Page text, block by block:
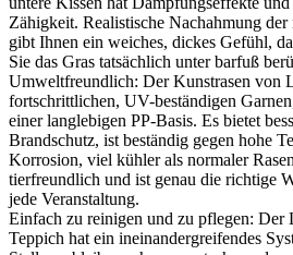
Zähigkeit. Realistische Nachahmung
gibt Ihnen ein weiches, dickes Gefühl,
Sie das Gras tatsächlich unter barfuß
Umweltfreundlich: Der Kunstrasen von
fortschrittlichen, UV-beständigen
einer langlebigen PP-Basis. Es bietet
Brandschutz, ist beständig gegen hohe
Korrosion, viel kühler als normaler
tierfreundlich und ist genau die richtige
jede Veranstaltung.
Einfach zu reinigen und zu pflegen:
Teppich hat ein ineinandergreifendes